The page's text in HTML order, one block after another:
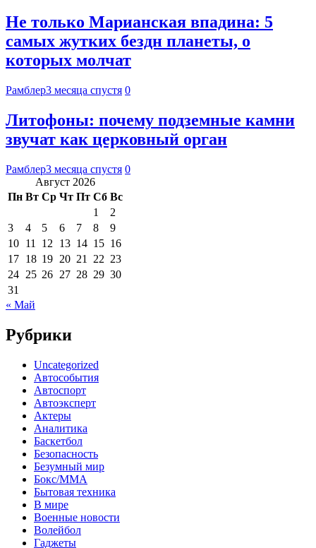
Не только Марианская впадина: 5
самых жутких бездн планеты, о
которых молчат
Рамблер3 месяца спустя 0
Литофоны: почему подземные камни
звучат как церковный орган
Рамблер3 месяца спустя 0
Август 2026
Пн Вт Ср Чт Пт Сб Вс
1
2
3
4 5 6 7 8
9
10 11 12 13 14 15 16
17 18 19 20 21 22 23
24 25 26 27 28 29 30
31
« Май
Рубрики
Uncategorized
Автособытия
Автоспорт
Автоэксперт
Актеры
Аналитика
Баскетбол
Безопасность
Безумный мир
Бокс/MMA
Бытовая техника
В мире
Военные новости
Волейбол
Гаджеты